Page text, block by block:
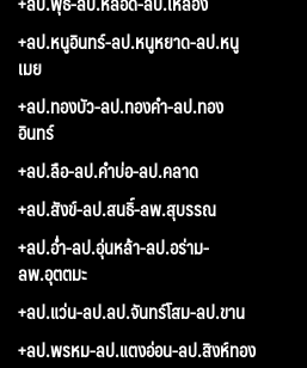
+ลป.หนูอินทร์-ลป.หนูหยาด-ลป.หนู
เมย
+ลป.ทองบัว-ลป.ทองคำ-ลป.ทอง
อินทร์
+ลป.ลือ-ลป.คำบ่อ-ลป.คลาด
+ลป.สังข์-ลป.สนธิ์-ลพ.สุบรรณ
+ลป.อ่ำ-ลป.อุ่นหล้า-ลป.อร่าม-
ลพ.อุตตมะ
+ลป.แว่น-ลป.ลป.จันทร์โสม-ลป.ขาน
+ลป.พรหม-ลป.แตงอ่อน-ลป.สิงห์ทอง